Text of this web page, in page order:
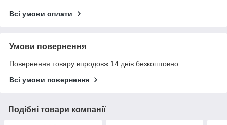
Всі умови оплати
Умови повернення
Повернення товару впродовж 14 днів безкоштовно
Всі умови повернення
Подібні товари компанії